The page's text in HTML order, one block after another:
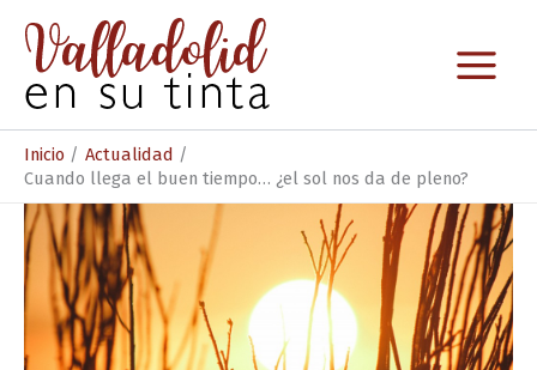
contenido
Inicio
Actualidad
Cuando llega el buen tiempo… ¿el sol nos da de pleno?